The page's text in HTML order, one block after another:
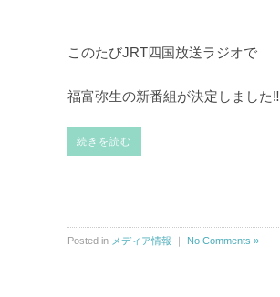
このたびJRT四国放送ラジオで
福富弥生の新番組が決定しました‼︎
続きを読む
Posted in メディア情報 ｜ No Comments »